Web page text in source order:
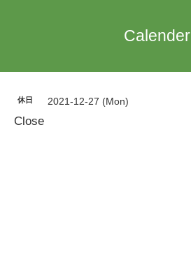
Calender
休日 2021-12-27 (Mon)
Close